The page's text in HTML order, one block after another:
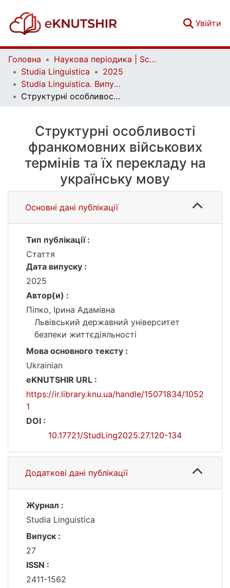
Увійти
Головна
Наукова періодика | Scientific periodicals
Studia Linguistica
2025
Studia Linguistica. Випуск 27
Структурні особливості франкомовних військових термінів та їх перекладу на українську мову
Структурні особливості
франкомовних військових
термінів та їх перекладу на
українську мову
Основні дані публікації
Тип публікації :
Стаття
Дата випуску :
2025
Автор(и) :
Піпко, Ірина Адамівна
Львівський державний університет
безпеки життєдіяльності
Мова основного тексту :
Ukrainian
eKNUTSHIR URL :
https://ir.library.knu.ua/handle/15071834/1052
1
DOI :
10.17721/StudLing2025.27.120-134
Додаткові дані публікації
Журнал :
Studia Linguistica
Випуск :
27
ISSN :
2411-1562